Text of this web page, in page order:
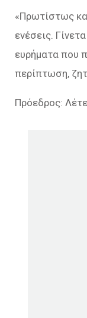
«Πρωτίστως
ενέσεις.
ευρήματα που
περίπτωση,
Πρόεδρος: